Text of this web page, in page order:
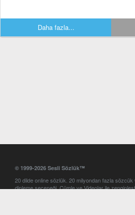
Daha fazla...
© 1999-2026 Sesli Sözlük™
20 dilde online sözlük. 20 milyondan fazla sözcük
dinleme seçeneği. Cümle ve Videolar ile